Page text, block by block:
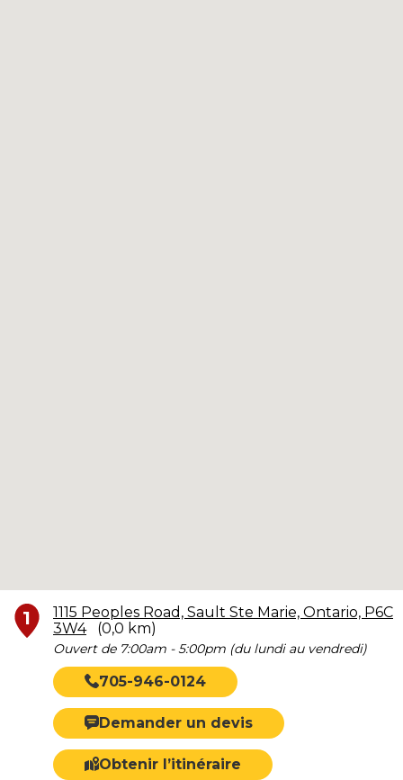
1
1115 Peoples Road, Sault Ste Marie, Ontario, P6C
3W4
(0,0 km)
Ouvert de 7:00am - 5:00pm (du lundi au vendredi)
705-946-0124
Demander un devis
Obtenir l’itinéraire